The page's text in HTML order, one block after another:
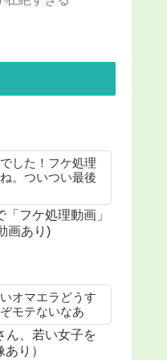
した！フケ処理
。ついつい最後
フケ処理動画」
画あり)
オマエラどうす
モテないなあ
ん、若い女子を
り）